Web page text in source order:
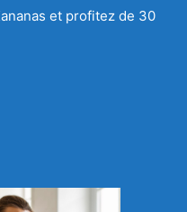
et profitez de 30